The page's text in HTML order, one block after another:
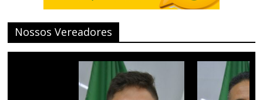
Nossos Vereadores